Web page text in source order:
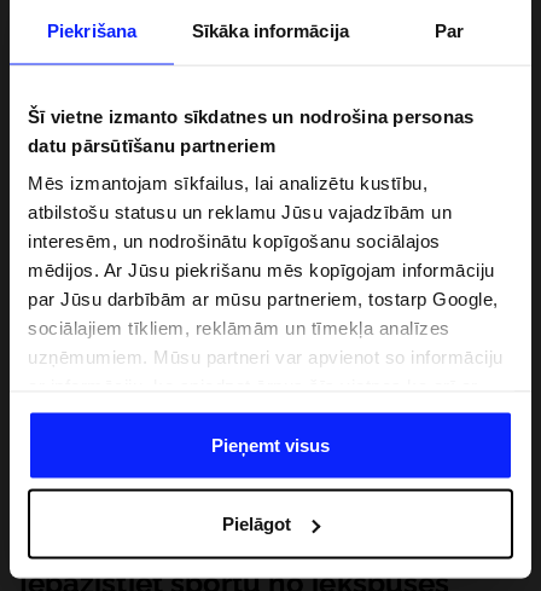
Piekrišana Sīkāka informācija Par
Šī vietne izmanto sīkdatnes un nodrošina personas
datu pārsūtīšanu partneriem
Mēs izmantojam sīkfailus, lai analizētu kustību,
atbilstošu statusu un reklamu Jūsu vajadzībām un
interesēm, un nodrošinātu kopīgošanu sociālajos
mēdijos. Ar Jūsu piekrišanu mēs kopīgojam informāciju
par Jūsu darbībām ar mūsu partneriem, tostarp Google,
sociālajiem tīkliem, reklāmām un tīmekļa analīzes
uzņēmumiem. Mūsu partneri var apvienot so informāciju
datiem, ko viņi iegūst, izmantojot viņu pakalpojumus. Ar
Jūsu atļauju, mēs varam pārsūtīt Jūsu personas datus
saviem partneriem, lai uzlabotu veidu, kadā tiek rādīta
saturu un uzlabotu mūsu partneru piedāvātos risinajumus
( piem. socialos tīklus). Detalizētu informāciju var atrast
Pieņemt visus
Pielāgot
Iepazīstiet sportu no iekšpuses